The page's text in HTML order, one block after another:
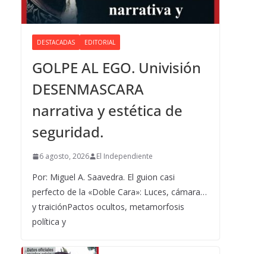
DESTACADAS EDITORIAL
GOLPE AL EGO. Univisión
DESENMASCARA
narrativa y estética de
seguridad.
6 agosto, 2026 El Independiente
Por: Miguel A. Saavedra. El guion casi
perfecto de la «Doble Cara»: Luces, cámara…
y traiciónPactos ocultos, metamorfosis
política y